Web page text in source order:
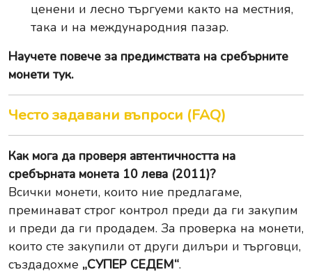
ценени и лесно търгуеми както на местния,
така и на международния пазар.
Научете повече за предимствата на сребърните
монети тук.
Често задавани въпроси (FAQ)
Как мога да проверя автентичността на
сребърната монета 10 лева (2011)?
Всички монети, които ние предлагаме,
преминават строг контрол преди да ги закупим
и преди да ги продадем. За проверка на монети,
които сте закупили от други дилъри и търговци,
създадохме „СУПЕР СЕДЕМ“.